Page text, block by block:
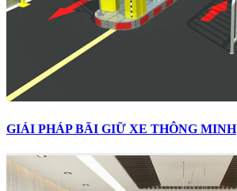
GIẢI PHÁP BÃI GIỮ XE THÔNG MINH